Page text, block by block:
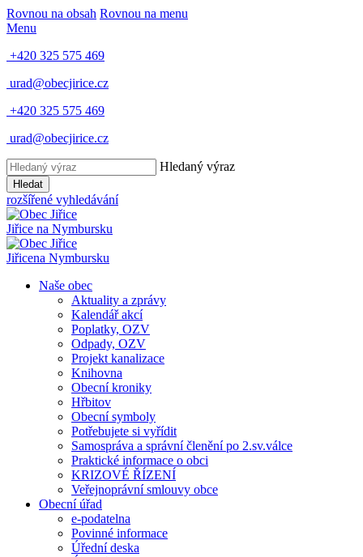
Rovnou na obsah Rovnou na menu
Menu
+420 325 575 469
urad@obecjirice.cz
+420 325 575 469
urad@obecjirice.cz
Hledaný výraz
Hledat
rozšířené vyhledávání
Jiřice na Nymbursku
Jiřicena Nymbursku
Naše obec
Aktuality a zprávy
Kalendář akcí
Poplatky, OZV
Odpady, OZV
Projekt kanalizace
Knihovna
Obecní kroniky
Hřbitov
Obecní symboly
Potřebujete si vyřídit
Samospráva a správní členění po 2.sv.válce
Praktické informace o obci
KRIZOVÉ ŘÍZENÍ
Veřejnoprávní smlouvy obce
Obecní úřad
e-podatelna
Povinné informace
Úřední deska